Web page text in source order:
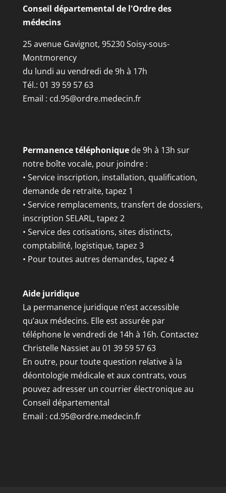
Conseil départemental de l'Ordre des
médecins
25 avenue Gavignot, 95230 Soisy-sous-
Montmorency
du lundi au vendredi de 9h à 17h
Tél.: 01 39 59 57 63
Email : cd.95@ordre.medecin.fr
Permanence téléphoniquede 9h à 13h sur
notre boîte vocale, pour joindre :
• Service inscription, installation, qualification,
demande de retraite, tapez 1
• Service remplacements, transfert de dossiers,
inscription SELARL, tapez 2
• Service des cotisations, sites distincts,
comptabilité, logistique, tapez 3
• Pour toutes autres demandes, tapez 4
Aide juridique
La permanence juridique n’est accessible
qu’aux médecins. Elle est assurée par
téléphone le vendredi de 14h à 16h. Contactez
Christelle Nassiet au 01 39 59 57 63
En outre, pour toute question relative à la
déontologie médicale et aux contrats, vous
pouvez adresser un courrier électronique au
Conseil départemental
Email : cd.95@ordre.medecin.fr